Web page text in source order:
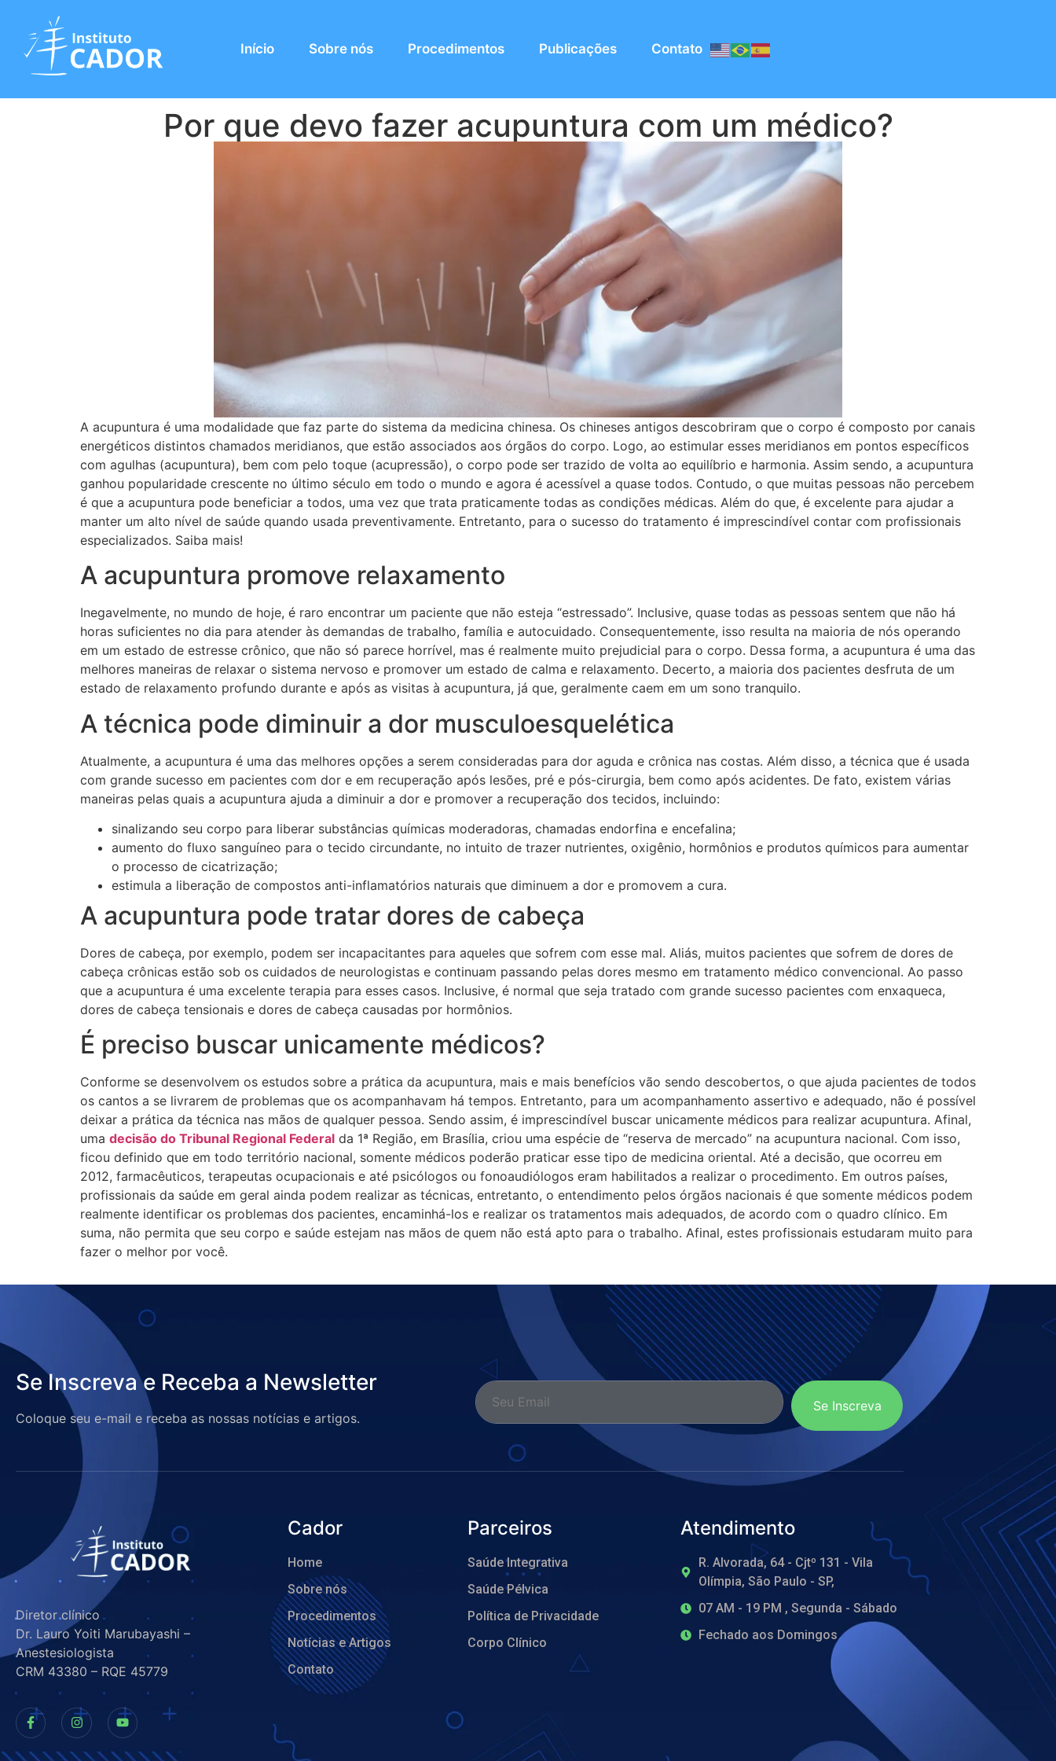
Início Sobre nós Procedimentos Publicações Contato
Por que devo fazer acupuntura com um médico?
A acupuntura é uma modalidade que faz parte do sistema da medicina chinesa. Os chineses antigos descobriram que o corpo é composto por canais
energéticos distintos chamados meridianos, que estão associados aos órgãos do corpo. Logo, ao estimular esses meridianos em pontos específicos
com agulhas (acupuntura), bem com pelo toque (acupressão), o corpo pode ser trazido de volta ao equilíbrio e harmonia. Assim sendo, a acupuntura
ganhou popularidade crescente no último século em todo o mundo e agora é acessível a quase todos. Contudo, o que muitas pessoas não percebem
é que a acupuntura pode beneficiar a todos, uma vez que trata praticamente todas as condições médicas. Além do que, é excelente para ajudar a
manter um alto nível de saúde quando usada preventivamente. Entretanto, para o sucesso do tratamento é imprescindível contar com profissionais
especializados. Saiba mais!
A acupuntura promove relaxamento
Inegavelmente, no mundo de hoje, é raro encontrar um paciente que não esteja “estressado”. Inclusive, quase todas as pessoas sentem que não há
horas suficientes no dia para atender às demandas de trabalho, família e autocuidado. Consequentemente, isso resulta na maioria de nós operando
em um estado de estresse crônico, que não só parece horrível, mas é realmente muito prejudicial para o corpo. Dessa forma, a acupuntura é uma das
melhores maneiras de relaxar o sistema nervoso e promover um estado de calma e relaxamento. Decerto, a maioria dos pacientes desfruta de um
estado de relaxamento profundo durante e após as visitas à acupuntura, já que, geralmente caem em um sono tranquilo.
A técnica pode diminuir a dor musculoesquelética
Atualmente, a acupuntura é uma das melhores opções a serem consideradas para dor aguda e crônica nas costas. Além disso, a técnica que é usada
com grande sucesso em pacientes com dor e em recuperação após lesões, pré e pós-cirurgia, bem como após acidentes. De fato, existem várias
maneiras pelas quais a acupuntura ajuda a diminuir a dor e promover a recuperação dos tecidos, incluindo:
sinalizando seu corpo para liberar substâncias químicas moderadoras, chamadas endorfina e encefalina;
aumento do fluxo sanguíneo para o tecido circundante, no intuito de trazer nutrientes, oxigênio, hormônios e produtos químicos para aumentar
o processo de cicatrização;
estimula a liberação de compostos anti-inflamatórios naturais que diminuem a dor e promovem a cura.
A acupuntura pode tratar dores de cabeça
Dores de cabeça, por exemplo, podem ser incapacitantes para aqueles que sofrem com esse mal. Aliás, muitos pacientes que sofrem de dores de
cabeça crônicas estão sob os cuidados de neurologistas e continuam passando pelas dores mesmo em tratamento médico convencional. Ao passo
que a acupuntura é uma excelente terapia para esses casos. Inclusive, é normal que seja tratado com grande sucesso pacientes com enxaqueca,
dores de cabeça tensionais e dores de cabeça causadas por hormônios.
É preciso buscar unicamente médicos?
Conforme se desenvolvem os estudos sobre a prática da acupuntura, mais e mais benefícios vão sendo descobertos, o que ajuda pacientes de todos
os cantos a se livrarem de problemas que os acompanhavam há tempos. Entretanto, para um acompanhamento assertivo e adequado, não é possível
deixar a prática da técnica nas mãos de qualquer pessoa. Sendo assim, é imprescindível buscar unicamente médicos para realizar acupuntura. Afinal,
uma decisão do Tribunal Regional Federal da 1ª Região, em Brasília, criou uma espécie de “reserva de mercado” na acupuntura nacional. Com isso,
ficou definido que em todo território nacional, somente médicos poderão praticar esse tipo de medicina oriental. Até a decisão, que ocorreu em
2012, farmacêuticos, terapeutas ocupacionais e até psicólogos ou fonoaudiólogos eram habilitados a realizar o procedimento. Em outros países,
profissionais da saúde em geral ainda podem realizar as técnicas, entretanto, o entendimento pelos órgãos nacionais é que somente médicos podem
realmente identificar os problemas dos pacientes, encaminhá-los e realizar os tratamentos mais adequados, de acordo com o quadro clínico. Em
suma, não permita que seu corpo e saúde estejam nas mãos de quem não está apto para o trabalho. Afinal, estes profissionais estudaram muito para
fazer o melhor por você.
Se Inscreva e Receba a Newsletter
Coloque seu e-mail e receba as nossas notícias e artigos.
Se Inscreva
Diretor clínico
Dr. Lauro Yoiti Marubayashi –
Anestesiologista
CRM 43380 – RQE 45779
Cador
Home
Sobre nós
Procedimentos
Notícias e Artigos
Contato
Parceiros
Saúde Integrativa
Saúde Pélvica
Política de Privacidade
Corpo Clínico
Atendimento
R. Alvorada, 64 - Cjtº 131 - Vila
Olímpia, São Paulo - SP,
07 AM - 19 PM , Segunda - Sábado
Fechado aos Domingos